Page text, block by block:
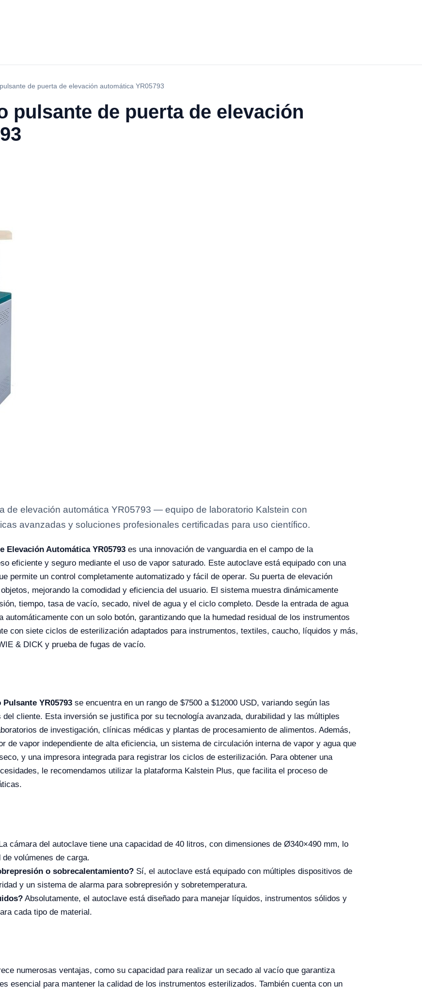
de puerta de elevación automática YR05793
pulsante de puerta de elevación
de elevación automática YR05793 — equipo de laboratorio Kalstein con
avanzadas y soluciones profesionales certificadas para uso científico.
Elevación Automática YR05793 es una innovación de vanguardia en el campo de la
eficiente y seguro mediante el uso de vapor saturado. Este autoclave está equipado con una
permite un control completamente automatizado y fácil de operar. Su puerta de elevación
mejorando la comodidad y eficiencia del usuario. El sistema muestra dinámicamente
tiempo, tasa de vacío, secado, nivel de agua y el ciclo completo. Desde la entrada de agua
con un solo botón, garantizando que la humedad residual de los instrumentos
con siete ciclos de esterilización adaptados para instrumentos, textiles, caucho, líquidos y más,
& DICK y prueba de fugas de vacío.
YR05793 se encuentra en un rango de $7500 a $12000 USD, variando según las
cliente. Esta inversión se justifica por su tecnología avanzada, durabilidad y las múltiples
de investigación, clínicas médicas y plantas de procesamiento de alimentos. Además,
de vapor independiente de alta eficiencia, un sistema de circulación interna de vapor y agua que
y una impresora integrada para registrar los ciclos de esterilización. Para obtener una
le recomendamos utilizar la plataforma Kalstein Plus, que facilita el proceso de
cámara del autoclave tiene una capacidad de 40 litros, con dimensiones de Ø340×490 mm, lo
volúmenes de carga.
o sobrecalentamiento? Sí, el autoclave está equipado con múltiples dispositivos de
y un sistema de alarma para sobrepresión y sobretemperatura.
Absolutamente, el autoclave está diseñado para manejar líquidos, instrumentos sólidos y
cada tipo de material.
numerosas ventajas, como su capacidad para realizar un secado al vacío que garantiza
esencial para mantener la calidad de los instrumentos esterilizados. También cuenta con un